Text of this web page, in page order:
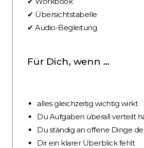
✔ Übersichtstabelle
✔ Audio-Begleitung
Für Dich, wenn …
alles gleichzeitig wichtig wirkt
Du Aufgaben überall verteilt
Du ständig an offene Dinge
Dir ein klarer Überblick fehlt